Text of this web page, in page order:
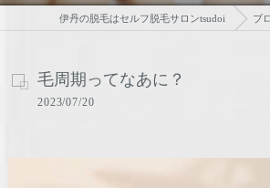
伊丹の脱毛はセルフ脱毛サロンtsudoi ブ
毛周期ってなあに？
2023/07/20